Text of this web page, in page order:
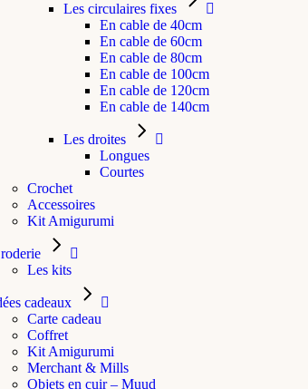
Les circulaires fixes
En cable de 40cm
En cable de 60cm
En cable de 80cm
En cable de 100cm
En cable de 120cm
En cable de 140cm
Les droites
Longues
Courtes
Crochet
Accessoires
Kit Amigurumi
Les kits
cadeaux
Carte cadeau
Coffret
Kit Amigurumi
Merchant & Mills
Objets en cuir – Muud